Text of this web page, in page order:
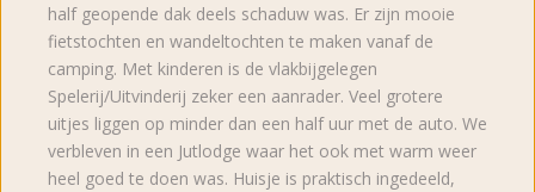
half geopende dak deels schaduw was. Er zijn mooie
fietstochten en wandeltochten te maken vanaf de
camping. Met kinderen is de vlakbijgelegen
Spelerij/Uitvinderij zeker een aanrader. Veel grotere
uitjes liggen op minder dan een half uur met de auto. We
verbleven in een Jutlodge waar het ook met warm weer
heel goed te doen was. Huisje is praktisch ingedeeld,